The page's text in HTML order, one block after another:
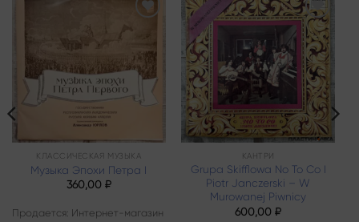
КЛАССИЧЕСКАЯ МУЗЫКА
Музыка Эпохи Петра I
360,00 ₽
Продается: Интернет-магазин
Add to
wishlist
КАНТРИ
Grupa Skifflowa No To Co I
Piotr Janczerski – W
Murowanej Piwnicy
600,00₽